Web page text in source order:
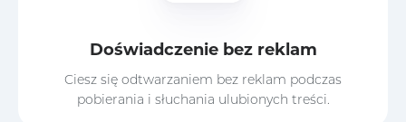
Doświadczenie bez reklam
Ciesz się odtwarzaniem bez reklam podczas
pobierania i słuchania ulubionych treści.